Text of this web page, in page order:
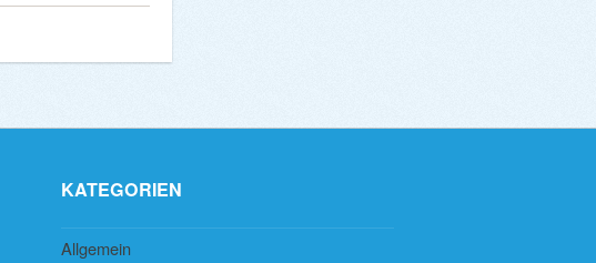
KATEGORIEN
Allgemein